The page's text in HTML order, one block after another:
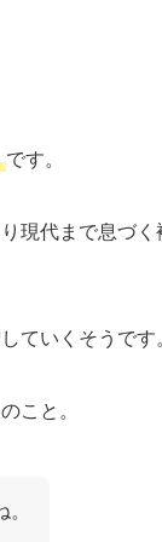
です。
現代まで息づく
ていくそうです
こと。